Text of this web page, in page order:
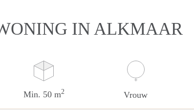
IN ALKMAAR
Min. 50 m2 Vrouw